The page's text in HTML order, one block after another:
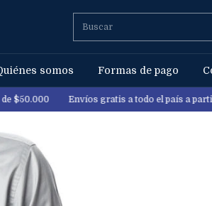
somos Formas de pago
Envíos gratis a todo el país a partir de